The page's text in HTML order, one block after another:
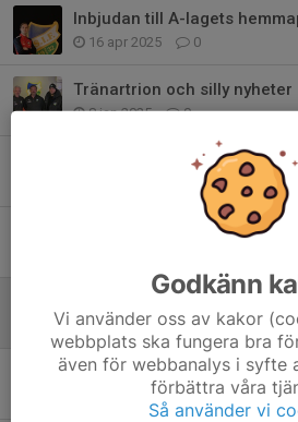
Inbjudan till A-lagets
16 apr 2025 0
Tränartrion och silly nyheter
8 jan 2025 0
0
22 nov 2023 0
LM i futsal på lördag
20 nov 2023 0
Godkänn
Vi använder oss av kakor
webbplats ska fungera bra
även för webbanalys i syfte
förbättra våra
Så använder vi